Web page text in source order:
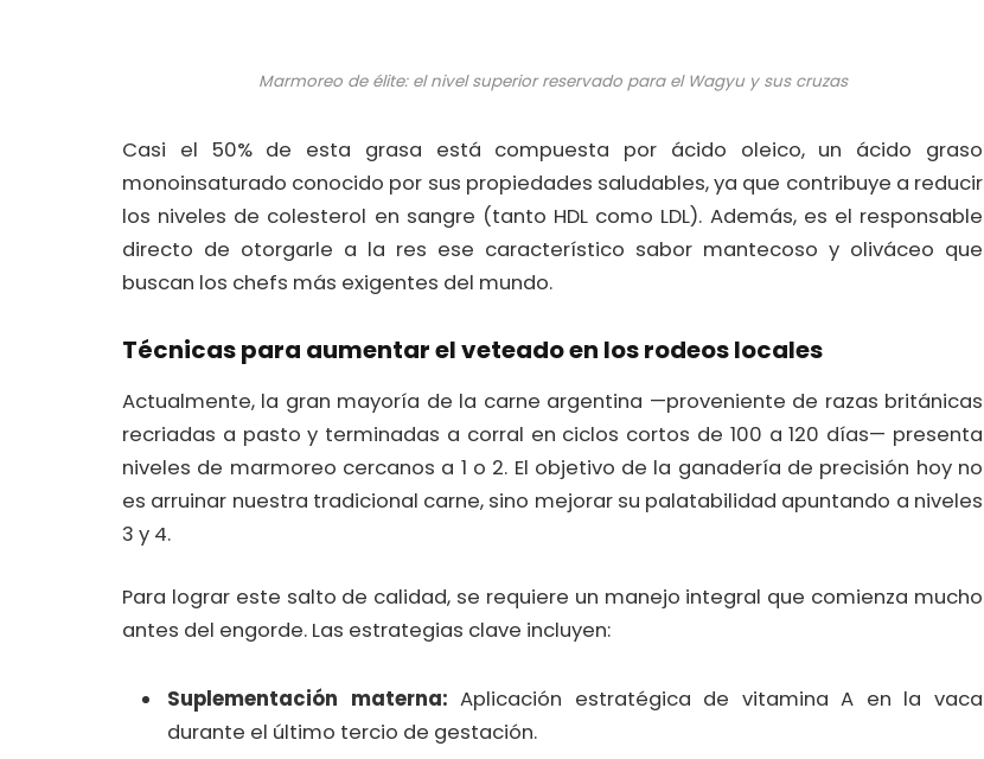
Marmoreo de élite: el nivel superior reservado para el Wagyu y sus cruzas
Casi el 50% de esta grasa está compuesta por ácido oleico, un ácido graso
monoinsaturado conocido por sus propiedades saludables, ya que contribuye a reducir
los niveles de colesterol en sangre (tanto HDL como LDL). Además, es el responsable
directo de otorgarle a la res ese característico sabor mantecoso y oliváceo que
buscan los chefs más exigentes del mundo.
Técnicas para aumentar el veteado en los rodeos locales
Actualmente, la gran mayoría de la carne argentina —proveniente de razas británicas
recriadas a pasto y terminadas a corral en ciclos cortos de 100 a 120 días— presenta
niveles de marmoreo cercanos a 1 o 2. El objetivo de la ganadería de precisión hoy no
es arruinar nuestra tradicional carne, sino mejorar su palatabilidad apuntando a niveles
3 y 4.
Para lograr este salto de calidad, se requiere un manejo integral que comienza mucho
antes del engorde. Las estrategias clave incluyen:
Suplementación materna: Aplicación estratégica de vitamina A en la vaca
durante el último tercio de gestación.